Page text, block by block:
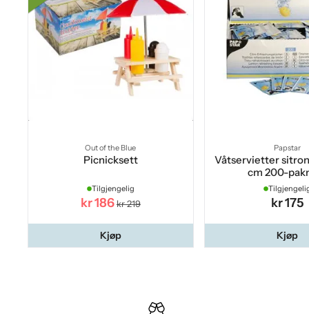
Out of the Blue
Picnicksett
Tilgjengelig
kr 186 kr 219
Kjøp
Papstar
Våtservietter sitron
cm 200-
kr 175
Kjøp